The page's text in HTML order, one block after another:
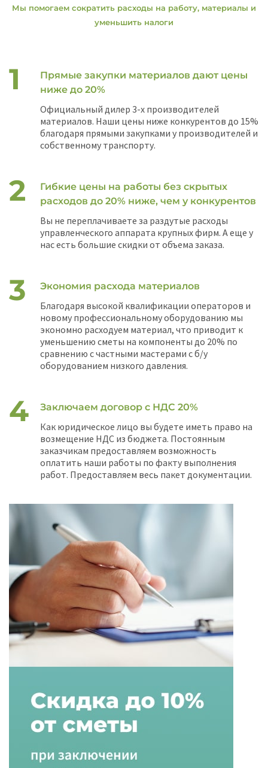
Мы помогаем сократить расходы на работу, материалы и
уменьшить налоги
Прямые закупки материалов дают цены
ниже до 20%
Официальный дилер 3-х производителей
материалов. Наши цены ниже конкурентов до 15%
благодаря прямыми закупками у производителей и
собственному транспорту.
Гибкие цены на работы без скрытых
расходов до 20% ниже, чем у конкурентов
Вы не переплачиваете за раздутые расходы
управленческого аппарата крупных фирм. А еще у
нас есть большие скидки от объема заказа.
Экономия расхода материалов
Благодаря высокой квалификации операторов и
новому профессиональному оборудованию мы
экономно расходуем материал, что приводит к
уменьшению сметы на компоненты до 20% по
сравнению с частными мастерами с б/у
оборудованием низкого давления.
Заключаем договор с НДС 20%
Как юридическое лицо вы будете иметь право на
возмещение НДС из бюджета. Постоянным
заказчикам предоставляем возможность
оплатить наши работы по факту выполнения
работ. Предоставляем весь пакет документации.